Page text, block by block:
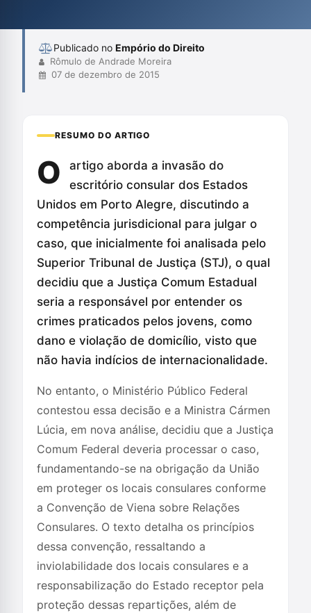
Publicado no Empório do Direito
Rômulo de Andrade Moreira
07 de dezembro de 2015
RESUMO DO ARTIGO
O
artigo aborda a invasão do
escritório consular dos Estados
Unidos em Porto Alegre, discutindo a
competência jurisdicional para julgar o
caso, que inicialmente foi analisada pelo
Superior Tribunal de Justiça (STJ), o qual
decidiu que a Justiça Comum Estadual
seria a responsável por entender os
crimes praticados pelos jovens, como
dano e violação de domicílio, visto que
não havia indícios de internacionalidade.
No entanto, o Ministério Público Federal
contestou essa decisão e a Ministra Cármen
Lúcia, em nova análise, decidiu que a Justiça
Comum Federal deveria processar o caso,
fundamentando-se na obrigação da União
em proteger os locais consulares conforme
a Convenção de Viena sobre Relações
Consulares. O texto detalha os princípios
dessa convenção, ressaltando a
inviolabilidade dos locais consulares e a
responsabilização do Estado receptor pela
proteção dessas repartições, além de